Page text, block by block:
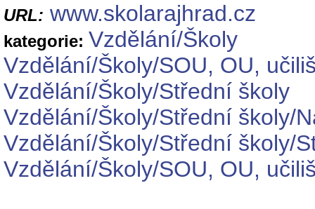
URL: www.skolarajhrad.cz
kategorie: Vzdělání/Školy
Vzdělání/Školy/SOU, OU,
Vzdělání/Školy/Střední školy
Vzdělání/Školy/Střední školy/
Vzdělání/Školy/Střední školy/
Vzdělání/Školy/SOU, OU,